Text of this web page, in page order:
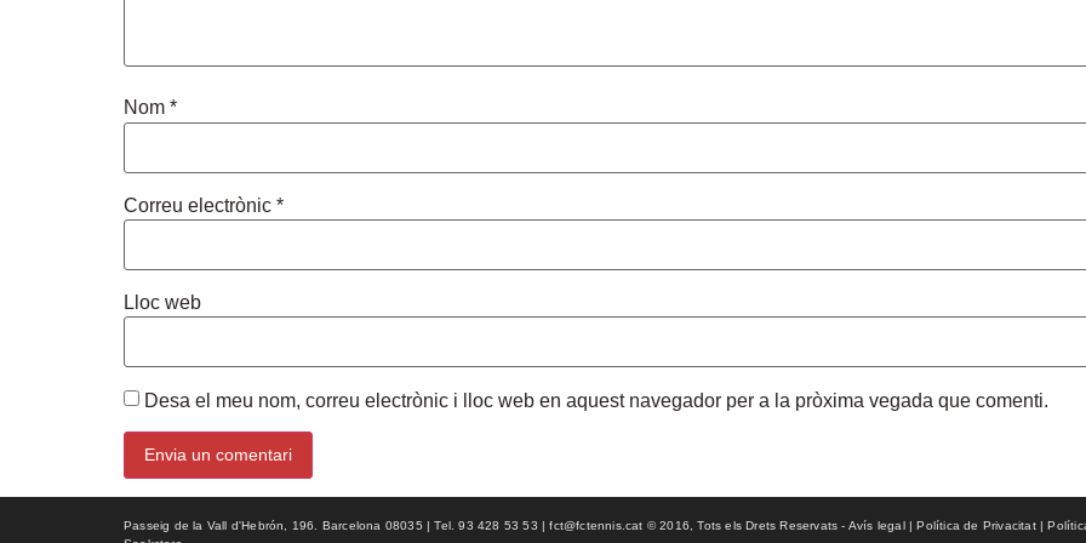
Nom *
Correu electrònic *
Lloc web
Desa el meu nom, correu electrònic i lloc web en aquest navegador per a la pròxima vegada que comenti.
Passeig de la Vall d'Hebrón, 196. Barcelona 08035 | Tel. 93 428 53 53 | fct@fctennis.cat © 2016, Tots els Drets Reservats - Avís legal | Política de Privacitat |